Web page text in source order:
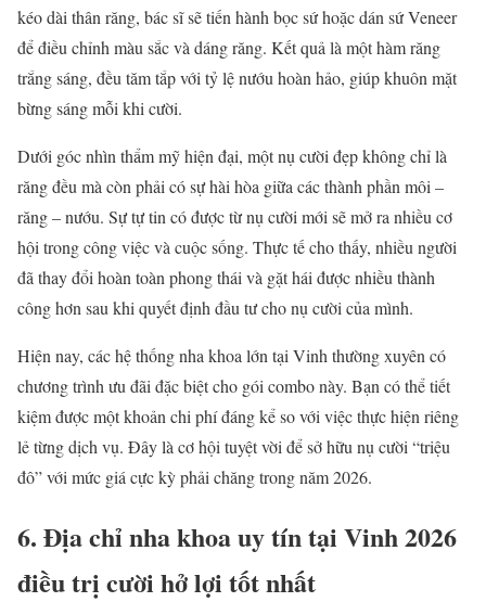
kéo dài thân răng, bác sĩ sẽ tiến hành bọc sứ hoặc dán sứ Veneer
để điều chỉnh màu sắc và dáng răng. Kết quả là một hàm răng
trắng sáng, đều tăm tắp với tỷ lệ nướu hoàn hảo, giúp khuôn mặt
bừng sáng mỗi khi cười.
Dưới góc nhìn thẩm mỹ hiện đại, một nụ cười đẹp không chỉ là
răng đều mà còn phải có sự hài hòa giữa các thành phần môi –
răng – nướu. Sự tự tin có được từ nụ cười mới sẽ mở ra nhiều cơ
hội trong công việc và cuộc sống. Thực tế cho thấy, nhiều người
đã thay đổi hoàn toàn phong thái và gặt hái được nhiều thành
công hơn sau khi quyết định đầu tư cho nụ cười của mình.
Hiện nay, các hệ thống nha khoa lớn tại Vinh thường xuyên có
chương trình ưu đãi đặc biệt cho gói combo này. Bạn có thể tiết
kiệm được một khoản chi phí đáng kể so với việc thực hiện riêng
lẻ từng dịch vụ. Đây là cơ hội tuyệt vời để sở hữu nụ cười “triệu
đô” với mức giá cực kỳ phải chăng trong năm 2026.
6. Địa chỉ nha khoa uy tín tại Vinh 2026
điều trị cười hở lợi tốt nhất